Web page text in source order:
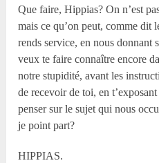
Que faire, Hippias? On n’est
mais ce qu’on peut, comme dit
rends service, en nous donnant
veux te faire connaître encore
notre stupidité, avant les
de recevoir de toi, en
penser sur le sujet qui nous
je point part?
HIPPIAS.